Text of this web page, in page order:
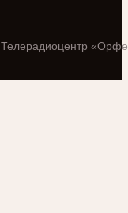
Телерадиоцентр